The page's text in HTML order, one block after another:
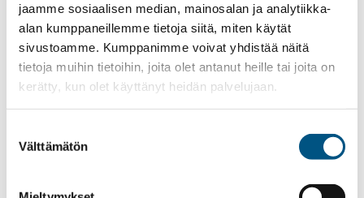
jaamme sosiaalisen median, mainosalan ja analytiikka-
alan kumppaneillemme tietoja siitä, miten käytät
sivustoamme. Kumppanimme voivat yhdistää näitä
tietoja muihin tietoihin, joita olet antanut heille tai joita on
kerätty, kun olet käyttänyt heidän palvelujaan.
valinta
Välttämätön
Mistä kuulit meistä?
Duunitori
Facebook